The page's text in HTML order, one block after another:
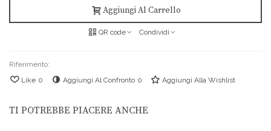
Aggiungi Al Carrello
QR code Condividi
Riferimento:
Like 0 Aggiungi Al Confronto 0 Aggiungi Alla Wishlist
TI POTREBBE PIACERE ANCHE